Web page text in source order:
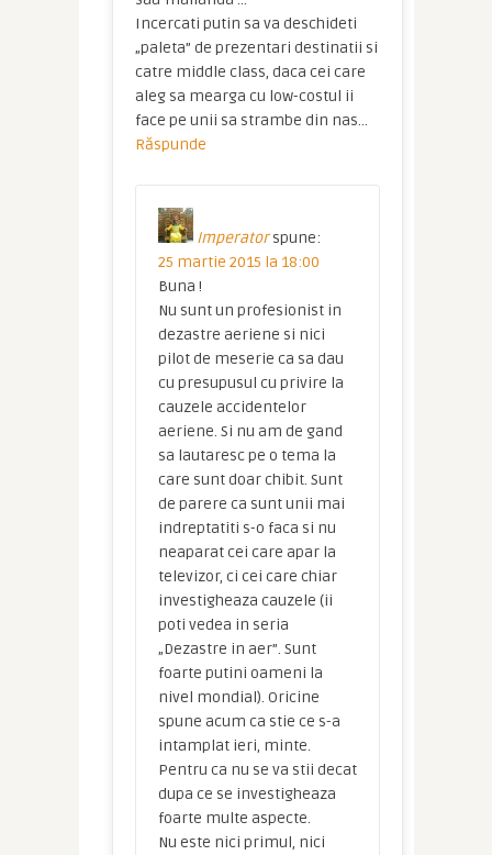
Incercati putin sa va deschideti
„paleta” de prezentari destinatii si
catre middle class, daca cei care
aleg sa mearga cu low-costul ii
face pe unii sa strambe din nas…
Răspunde
Imperator spune:
25 martie 2015 la 18:00
Buna !
Nu sunt un profesionist in
dezastre aeriene si nici
pilot de meserie ca sa dau
cu presupusul cu privire la
cauzele accidentelor
aeriene. Si nu am de gand
sa lautaresc pe o tema la
care sunt doar chibit. Sunt
de parere ca sunt unii mai
indreptatiti s-o faca si nu
neaparat cei care apar la
televizor, ci cei care chiar
investigheaza cauzele (ii
poti vedea in seria
„Dezastre in aer”. Sunt
foarte putini oameni la
nivel mondial). Oricine
spune acum ca stie ce s-a
intamplat ieri, minte.
Pentru ca nu se va stii decat
dupa ce se investigheaza
foarte multe aspecte.
Nu este nici primul, nici